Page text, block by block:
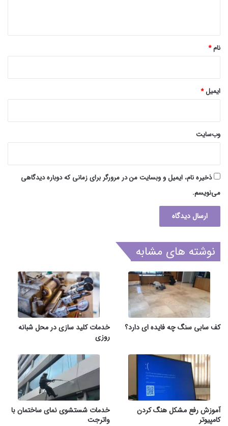
نام*
ایمیل*
وب‌سایت
ذخیره نام، ایمیل و وبسایت من در مرورگر برای زمانی که دوباره دیدگاهی
می‌نویسم.
نوشته های مشابه
کف سابی سنگ چه فایده ای دارد؟
خدمات کلید سازی در محل شبانه
روزی
آموزش رفع مشکل هنگ کردن
کامپیوتر
خدمات شستشوی نمای ساختمان با
واترجت